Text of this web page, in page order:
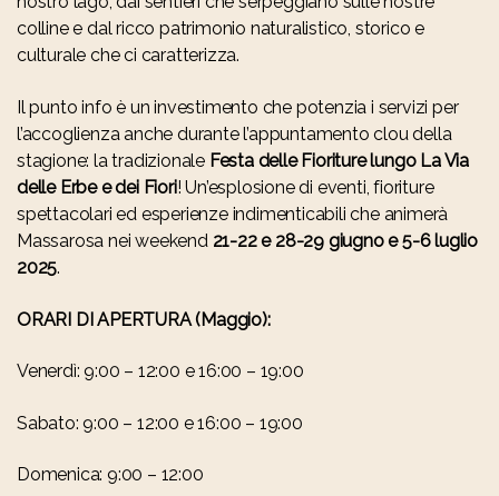
colline e dal ricco patrimonio naturalistico, storico e
culturale che ci caratterizza.
Il punto info è un investimento che potenzia i servizi per
l’accoglienza anche durante l’appuntamento clou della
stagione: la tradizionale Festa delle Fioriture lungo La Via
delle Erbe e dei Fiori! Un’esplosione di eventi, fioriture
spettacolari ed esperienze indimenticabili che animerà
Massarosa nei weekend 21-22 e 28-29 giugno e 5-6 luglio
2025.
ORARI DI APERTURA (Maggio):
Venerdì: 9:00 – 12:00 e 16:00 – 19:00
Sabato: 9:00 – 12:00 e 16:00 – 19:00
Domenica: 9:00 – 12:00